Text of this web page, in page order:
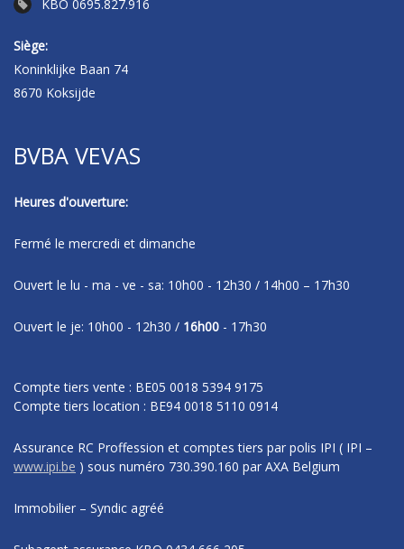
KBO 0695.827.916
Siège:
Koninklijke Baan 74
8670 Koksijde
BVBA VEVAS
Heures d'ouverture:
Fermé le mercredi et dimanche
Ouvert le lu - ma - ve - sa: 10h00 - 12h30 / 14h00 – 17h30
Ouvert le je: 10h00 - 12h30 / 16h00 - 17h30
Compte tiers vente : BE05 0018 5394 9175
Compte tiers location : BE94 0018 5110 0914
Assurance RC Proffession et comptes tiers par polis IPI ( IPI –
www.ipi.be ) sous numéro 730.390.160 par AXA Belgium
Immobilier – Syndic agréé